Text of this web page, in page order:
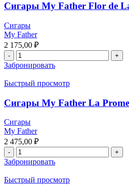
Сигары My Father Flor de
Сигары
My Father
2 175,00 ₽
Забронировать
Быстрый просмотр
Сигары My Father La
Сигары
My Father
2 475,00 ₽
Забронировать
Быстрый просмотр